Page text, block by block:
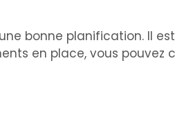
bonne planification. Il
en place, vous